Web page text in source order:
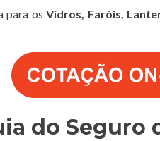
para osVidros, Faróis,
do Seguro